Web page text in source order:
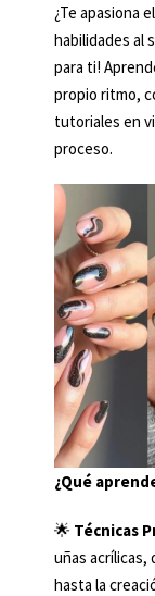
¿Te apasiona
habilidades al
para ti!
propio ritmo,
tutoriales en
proceso.
¿Qué
🌟 Técnicas
uñas acrílicas,
hasta la